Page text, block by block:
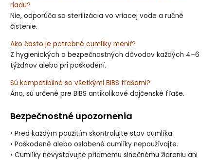
riadu?
Nie, odporúča sa sterilizácia vo vriacej vode a ručné
čistenie.
Ako často je potrebné cumlíky meniť?
Z hygienických a bezpečnostných dôvodov každých 4–6
týždňov alebo pri poškodení.
Sú kompatibilné so všetkými BIBS fľašami?
Áno, sú určené pre BIBS antikolikové dojčenské fľaše.
Bezpečnostné upozornenia
• Pred každým použitím skontrolujte stav cumlíka.
• Poškodené alebo oslabené cumlíky nepoužívajte.
• Cumlíky nevystavujte priamemu slnečnému žiareniu ani